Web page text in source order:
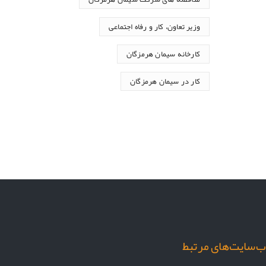
وزیر تعاون، کار و رفاه اجتماعی
کارخانه سیمان هرمزگان
کار در سیمان هرمزگان
مرتبط